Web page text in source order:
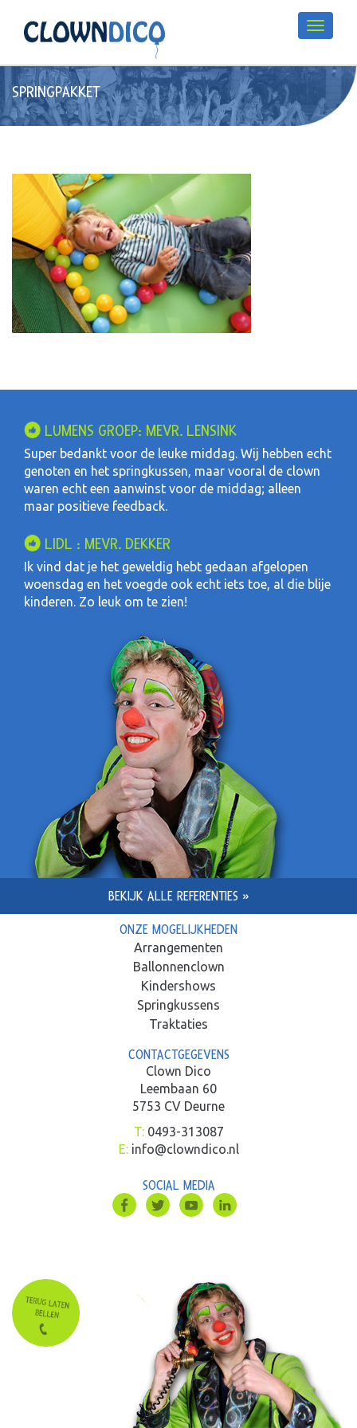
SPRINGPAKKET
LUMENS GROEP: MEVR. LENSINK
Super bedankt voor de leuke middag. Wij hebben echt
genoten en het springkussen, maar vooral de clown
waren echt een aanwinst voor de middag; alleen
maar positieve feedback.
LIDL : MEVR. DEKKER
Ik vind dat je het geweldig hebt gedaan afgelopen
woensdag en het voegde ook echt iets toe, al die blije
kinderen. Zo leuk om te zien!
BEKIJK ALLE REFERENTIES »
ONZE MOGELIJKHEDEN
Arrangementen
Ballonnenclown
Kindershows
Springkussens
Traktaties
CONTACTGEGEVENS
Clown Dico
Leembaan 60
5753 CV Deurne
T:0493-313087
E: info@clowndico.nl
SOCIAL MEDIA